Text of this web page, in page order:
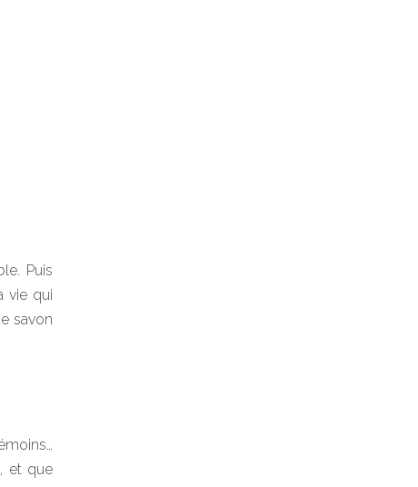
Puis
vie qui
savon
et que